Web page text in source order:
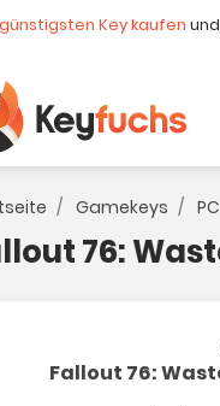
Key kaufen
Gamekeys
76:
Fallout 76: